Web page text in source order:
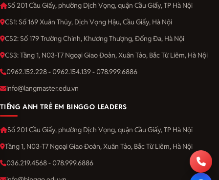
Số 201 Cầu Giấy, phường Dịch Vọng, quận Cầu Giấy, TP Hà Nội
CS1: Số 169 Xuân Thủy, Dịch Vọng Hậu, Cầu Giấy, Hà Nội
CS2: Số 179 Trường Chinh, Khương Thượng, Đống Đa, Hà Nội
CS3: Tầng 1, N03-T7 Ngoại Giao Đoàn, Xuân Tảo, Bắc Từ Liêm, Hà Nội
0962.152.228 - 0962.154.139 - 078.999.6886
info@langmaster.edu.vn
TIẾNG ANH TRẺ EM BINGGO LEADERS
Số 201 Cầu Giấy, phường Dịch Vọng, quận Cầu Giấy, TP Hà Nội
Tầng 1, N03-T7 Ngoại Giao Đoàn, Xuân Tảo, Bắc Từ Liêm, Hà Nội
036.219.4568 - 078.999.6886